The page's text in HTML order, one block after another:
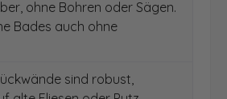
ohne Bohren oder Sägen.
Bades auch ohne
sind robust,